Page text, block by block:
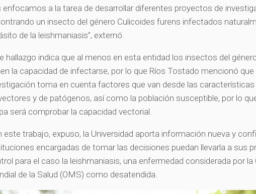
enfocamos a la tarea de desarrollar diferentes proyectos de
un insecto del género Culicoides furens infectados
de la leishmaniasis”, externó.
hallazgo indica que al menos en esta entidad los insectos del
la capacidad de infectarse, por lo que Ríos Tostado mencionó que
toma en cuenta factores que van desde las
y de patógenos, así como la población susceptible, por lo
será comprobar la capacidad vectorial.
este trabajo, expuso, la Universidad aporta información nueva y
encargadas de tomar las decisiones puedan llevarla a sus
para el caso la leishmaniasis, una enfermedad considerada por la
de la Salud (OMS) como desatendida.